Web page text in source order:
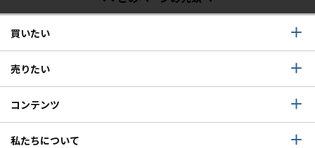
買いたい
売りたい
コンテンツ
私たちについて